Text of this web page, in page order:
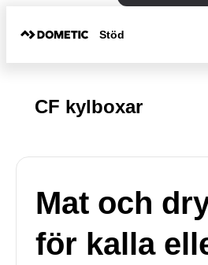
Stöd
CF kylboxar
Mat och
för kalla